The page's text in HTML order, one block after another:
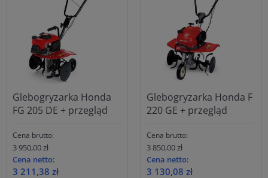
Glebogryzarka Honda
FG 205 DE + przegląd
Cena brutto:
3 950,00 zł
Cena netto:
3 211,38 zł
Glebogryzarka Honda F
220 GE + przegląd
Cena brutto:
3 850,00 zł
Cena netto:
3 130,08 zł